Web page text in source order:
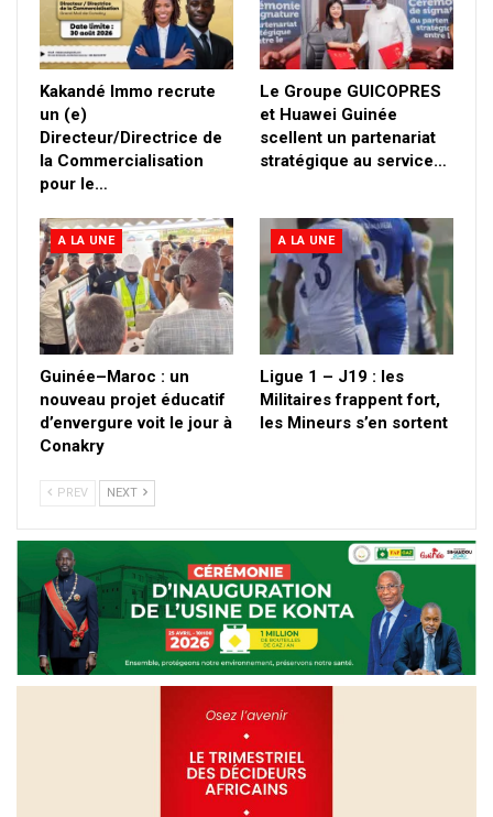
Kakandé Immo recrute
un (e)
Directeur/Directrice de
la Commercialisation
pour le…
Le Groupe GUICOPRES
et Huawei Guinée
scellent un partenariat
stratégique au service…
A LA UNE
Guinée–Maroc : un
nouveau projet éducatif
d’envergure voit le jour à
Conakry
A LA UNE
Ligue 1 – J19 : les
Militaires frappent fort,
les Mineurs s’en sortent
PREV NEXT